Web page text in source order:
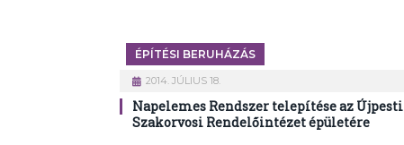
ÉPÍTÉSI BERUHÁZÁS
2014. JÚLIUS 18.
Napelemes Rendszer telepítése az Újpesti
Szakorvosi Rendelőintézet épületére